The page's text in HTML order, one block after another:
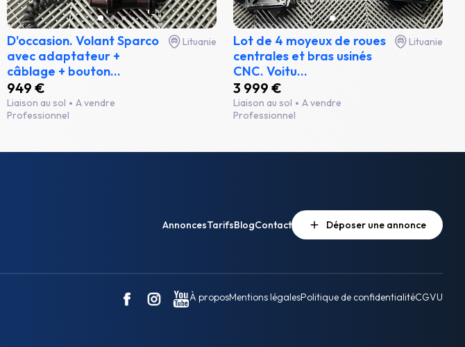
D'occasion. Volant Sparco
avec adaptateur +
câblage + bouton...
Lituanie
949 €
Liaison au sol
A vendre
Professionnel
Lot de 4 moyeux de roues
centrales et bras usinés
CNC. Voitu...
Lituanie
3 999 €
Liaison au sol
A vendre
Professionnel
AnnoncesTarifsBlogContact Déposer une annonce
À proposMentions légalesPolitique de confidentialitéCGVU